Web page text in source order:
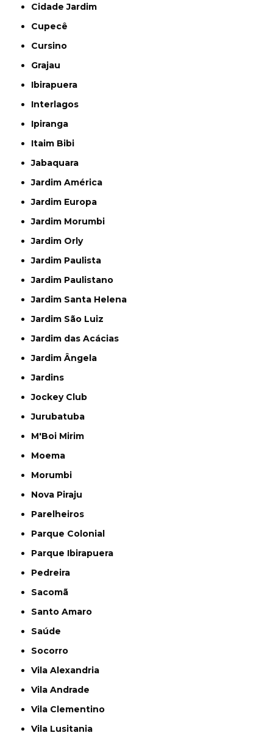
Cidade Jardim
Cupecê
Cursino
Grajau
Ibirapuera
Interlagos
Ipiranga
Itaim Bibi
Jabaquara
Jardim América
Jardim Europa
Jardim Morumbi
Jardim Orly
Jardim Paulista
Jardim Paulistano
Jardim Santa Helena
Jardim São Luiz
Jardim das Acácias
Jardim Ângela
Jardins
Jockey Club
Jurubatuba
M'Boi Mirim
Moema
Morumbi
Nova Piraju
Parelheiros
Parque Colonial
Parque Ibirapuera
Pedreira
Sacomã
Santo Amaro
Saúde
Socorro
Vila Alexandria
Vila Andrade
Vila Clementino
Vila Lusitania